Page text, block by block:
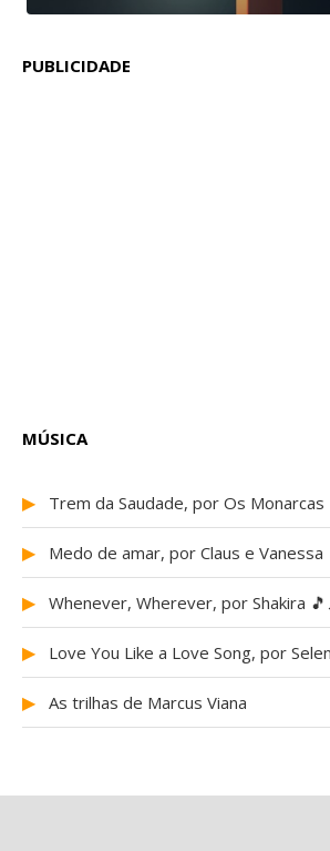
PUBLICIDADE
MÚSICA
▶ Trem da Saudade, por Os Monarcas
▶ Medo de amar, por Claus e Vanessa
▶ Whenever, Wherever, por Shakira
▶ Love You Like a Love Song, por
▶ As trilhas de Marcus Viana